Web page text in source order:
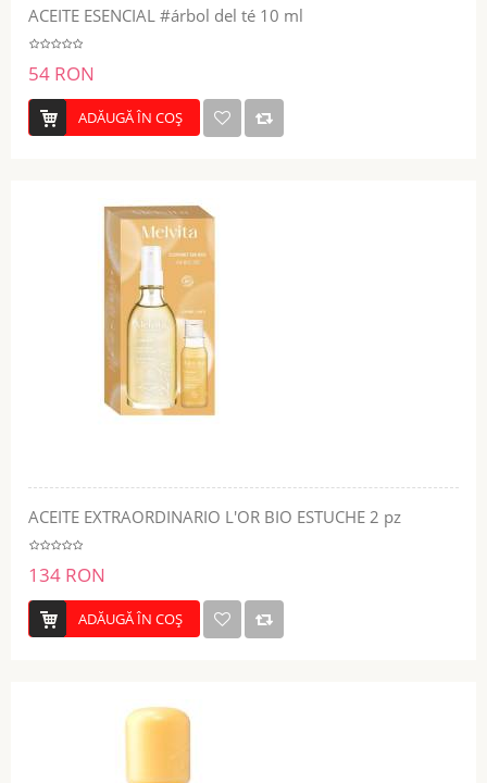
ACEITE ESENCIAL #árbol del té 10 ml
54 RON
ADĂUGĂ ÎN COŞ
ACEITE EXTRAORDINARIO L'OR BIO ESTUCHE 2 pz
134 RON
ADĂUGĂ ÎN COŞ